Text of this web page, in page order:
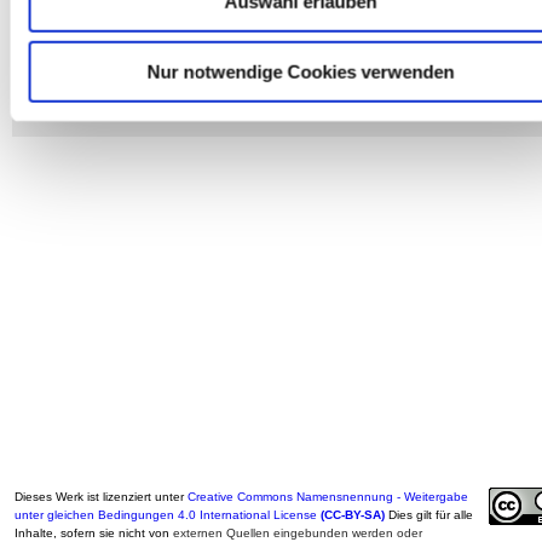
bereitgestellt haben oder die sie im Rahmen Ihrer Nutzung
Nur notwendige Cookies verwenden
▪Arbeits- und Zeitmanagement▪Kreative Arbeitstechniken▪Teamarbeit▪Portfolio
Kommunikation▪Visualisieren▪Präsentation▪Arbeitstechniken für das Internet
Dieses Werk ist lizenziert unterCreative Commons Namensnennung - Weitergabe
unter gleichen Bedingungen 4.0 International License (CC-BY-SA) Dies gilt für alle
Inhalte, sofern sie nicht von externen Quellen eingebunden werden oder